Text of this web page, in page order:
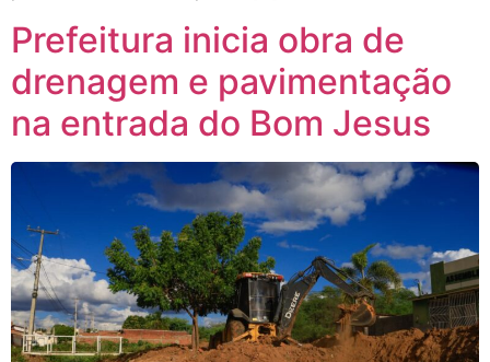
Prefeitura inicia obra de
drenagem e pavimentação
na entrada do Bom Jesus